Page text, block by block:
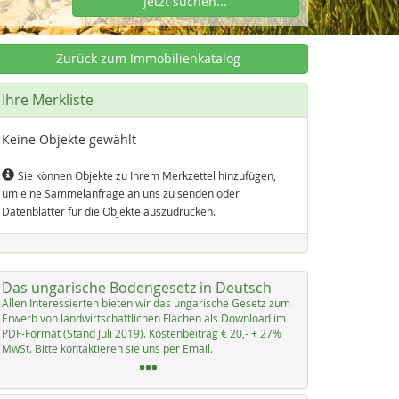
Zurück zum Immobilienkatalog
Ihre Merkliste
Keine Objekte gewählt
Sie können Objekte zu Ihrem Merkzettel hinzufügen,
um eine Sammelanfrage an uns zu senden oder
Datenblätter für die Objekte auszudrucken.
Das ungarische Bodengesetz in Deutsch
Al­len In­ter­es­sier­ten bie­ten wir das un­ga­ri­sche Ge­setz zum
Er­werb von land­wirt­schaft­li­chen Flächen als Down­load im
PDF-For­mat (Stand Ju­li 2019). Kos­ten­bei­trag € 20,- + 27%
MwSt. Bit­te kon­tak­tie­ren sie uns per Email.